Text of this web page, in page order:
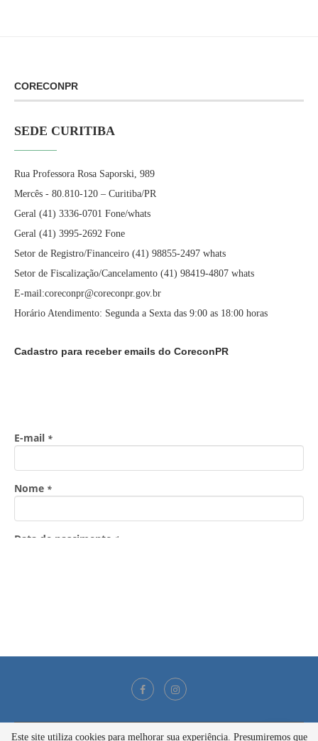
CORECONPR
SEDE CURITIBA
Rua Professora Rosa Saporski, 989
Mercês - 80.810-120 – Curitiba/PR
Geral (41) 3336-0701 Fone/whats
Geral (41) 3995-2692 Fone
Setor de Registro/Financeiro (41) 98855-2497 whats
Setor de Fiscalização/Cancelamento (41) 98419-4807 whats
E-mail:coreconpr@coreconpr.gov.br
Horário Atendimento: Segunda a Sexta das 9:00 as 18:00 horas
Cadastro para receber emails do CoreconPR
Este site utiliza cookies para melhorar sua experiência. Presumiremos que